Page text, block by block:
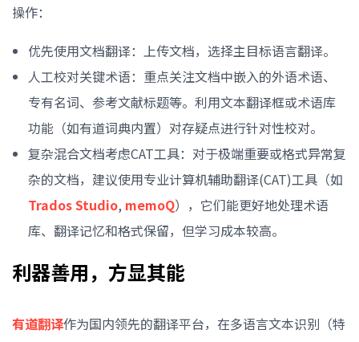
操作：
优先使用文档翻译：上传文档，选择主目标语言翻译。
人工校对关键术语：重点关注文档中嵌入的外语术语、
专有名词、参考文献标题等。利用文本翻译框或术语库
功能（如有道词典内置）对存疑点进行针对性校对。
复杂混合文档考虑CAT工具：对于极端重要或格式异常复
杂的文档，建议使用专业计算机辅助翻译(CAT)工具（如
Trados Studio, memoQ），它们能更好地处理术语
库、翻译记忆和格式保留，但学习成本较高。
利器善用，方显其能
有道翻译作为国内领先的翻译平台，在多语言文本识别（特